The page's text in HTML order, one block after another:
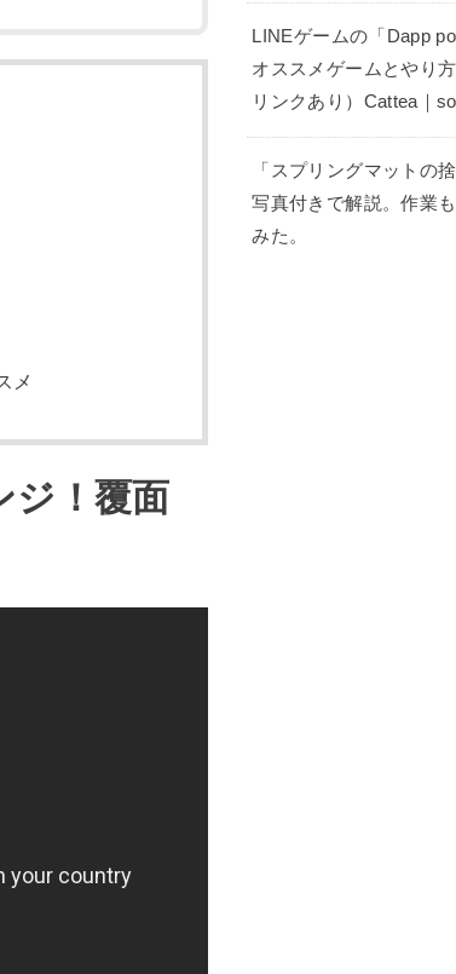
メ
ジ！覆面
LINEゲームの「Dapp
オススメゲームとやり
リンクあり）Cattea｜
「スプリングマットの
写真付きで解説。作業
みた。